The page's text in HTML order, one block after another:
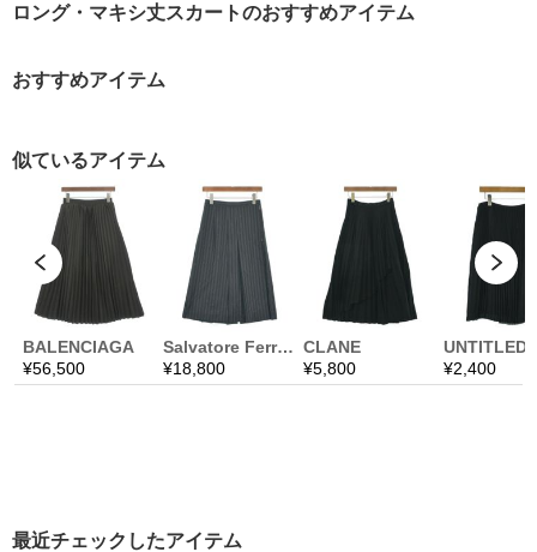
ロング・マキシ丈スカートのおすすめアイテム
おすすめアイテム
最近チェックしたアイテム